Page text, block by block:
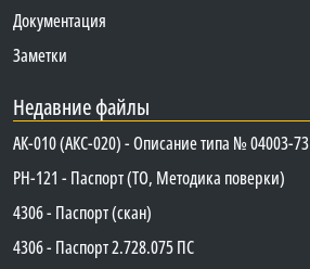
Документация
Заметки
Недавние файлы
АК-010 (АКС-020) - Описание типа № 04003-73
PH-121 - Паспорт (ТО, Методика поверки)
4306 - Паспорт (скан)
4306 - Паспорт 2.728.075 ПС